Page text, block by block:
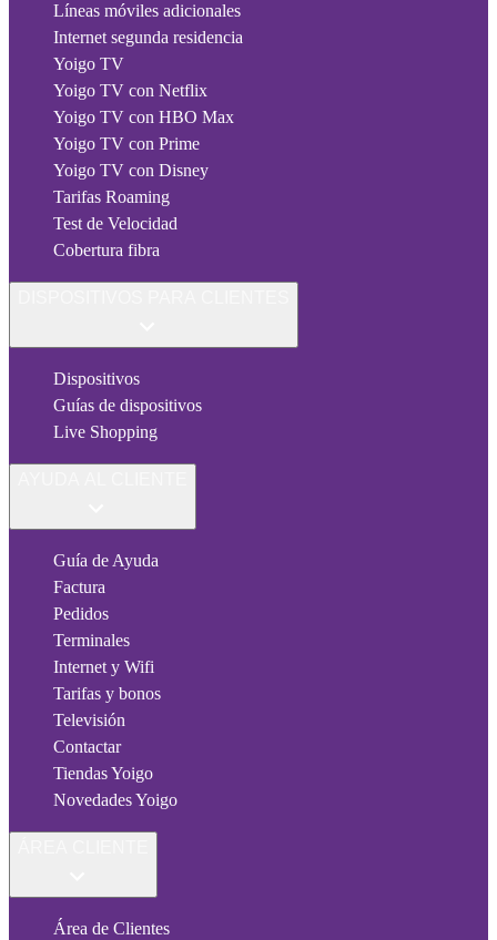
Líneas móviles adicionales
Internet segunda residencia
Yoigo TV
Yoigo TV con Netflix
Yoigo TV con HBO Max
Yoigo TV con Prime
Yoigo TV con Disney
Tarifas Roaming
Test de Velocidad
Cobertura fibra
Dispositivos
Guías de dispositivos
Live Shopping
Guía de Ayuda
Factura
Pedidos
Terminales
Internet y Wifi
Tarifas y bonos
Televisión
Contactar
Tiendas Yoigo
Novedades Yoigo
Área de Clientes